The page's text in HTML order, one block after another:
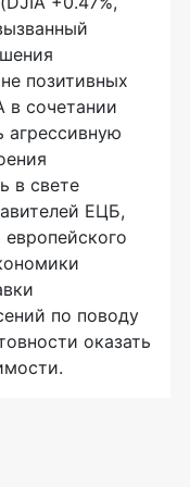
позитивных
сочетании
в свете
ЕЦБ,
по поводу
оказать